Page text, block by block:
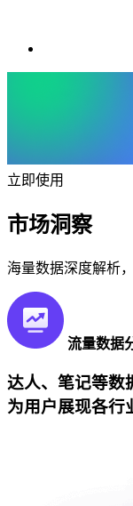
立即使用
市场洞察
海量数据深度解析
流量数据
达人、笔记等数
为用户展现各行